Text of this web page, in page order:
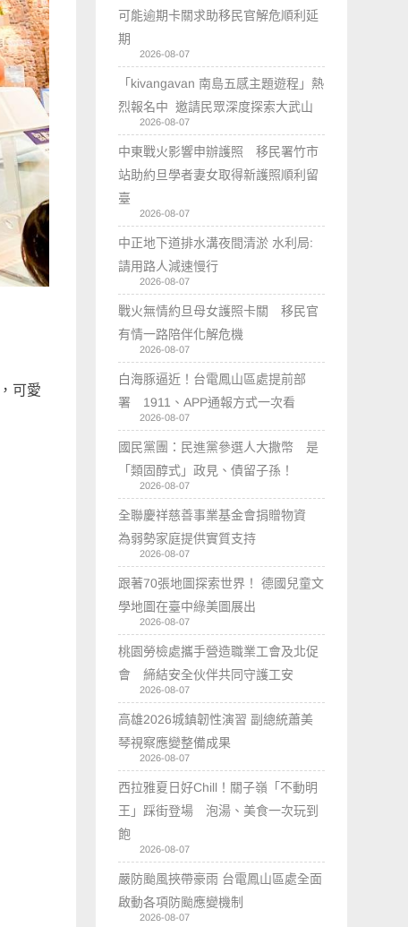
可愛
可能逾期卡關求助移民官解危順利延
期
2026-08-07
「kivangavan 南島五感主題遊程」熱
烈報名中 邀請民眾深度探索大武山
2026-08-07
中東戰火影響申辦護照 移民署竹市
站助約旦學者妻女取得新護照順利留
臺
2026-08-07
中正地下道排水溝夜間清淤 水利局:
請用路人減速慢行
2026-08-07
戰火無情約旦母女護照卡關 移民官
有情一路陪伴化解危機
2026-08-07
白海豚逼近！台電鳳山區處提前部
署 1911、APP通報方式一次看
2026-08-07
國民黨團：民進黨參選人大撒幣 是
「類固醇式」政見、債留子孫！
2026-08-07
全聯慶祥慈善事業基金會捐贈物資
為弱勢家庭提供實質支持
2026-08-07
跟著70張地圖探索世界！ 德國兒童文
學地圖在臺中綠美圖展出
2026-08-07
桃園勞檢處攜手營造職業工會及北促
會 締結安全伙伴共同守護工安
2026-08-07
高雄2026城鎮韌性演習 副總統蕭美
琴視察應變整備成果
2026-08-07
西拉雅夏日好Chill！關子嶺「不動明
王」踩街登場 泡湯、美食一次玩到
飽
2026-08-07
嚴防颱風挾帶豪雨 台電鳳山區處全面
啟動各項防颱應變機制
2026-08-07